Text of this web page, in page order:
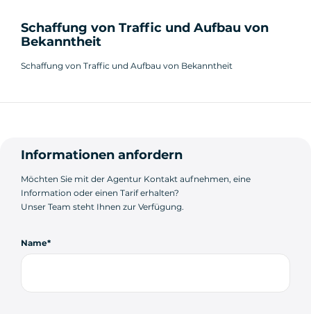
Schaffung von Traffic und Aufbau von
Bekanntheit
Schaffung von Traffic und Aufbau von Bekanntheit
Informationen anfordern
Möchten Sie mit der Agentur Kontakt aufnehmen, eine
Information oder einen Tarif erhalten?
Unser Team steht Ihnen zur Verfügung.
Name